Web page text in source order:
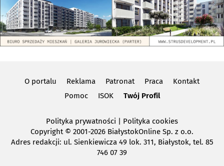
O portalu Reklama Patronat Praca
Kontakt
Pomoc
ISOK Twój Profil
Polityka prywatności | Polityka cookies
Copyright© 2001-2026 BiałystokOnline Sp. z o.o.
Adres redakcji: ul. Sienkiewicza 49 lok. 311, Białystok, tel. 85
746 07 39